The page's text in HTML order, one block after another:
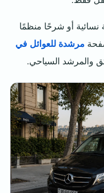
نسائية أو شرحًا منظمًا
مرشدة للعوائل في
والمرشد السياحي.